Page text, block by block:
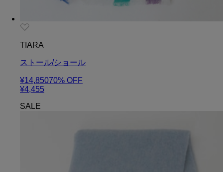
TIARA
ストール/ショール
¥14,85070% OFF
¥4,455
SALE